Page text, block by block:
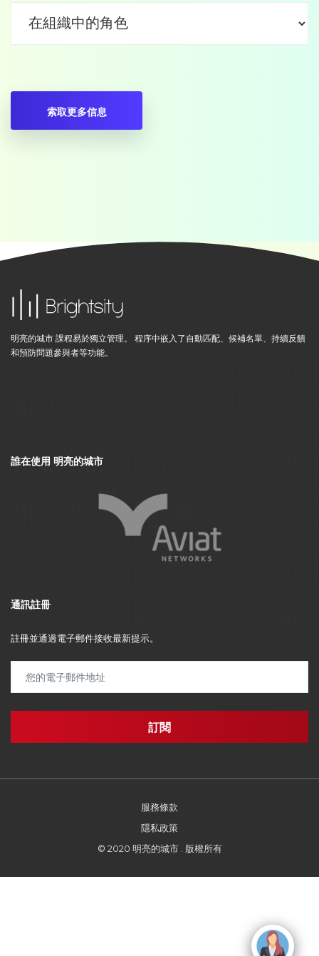
明亮的城市 課程易於獨立管理。 程序中嵌入了自動匹配、候補名單、持續反饋
和預防問題參與者等功能。
誰在使用 明亮的城市
通訊註冊
註冊並通過電子郵件接收最新提示。
服務條款
隱私政策
© 2020 明亮的城市 . 版權所有